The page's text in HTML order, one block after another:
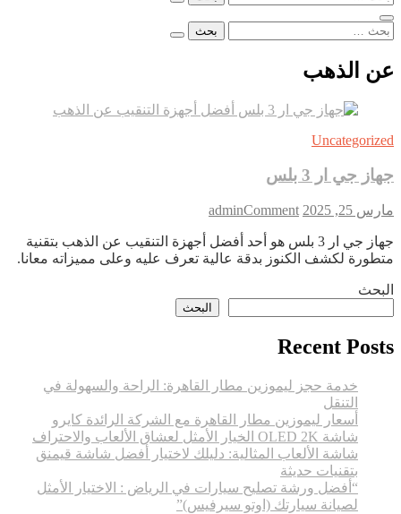
البحث
عن الذهب
Uncategorized
جهاز جي ار 3 بلس
مارس 25, 2025 adminComment
on
جي
ار
جهاز جي ار 3 بلس هو أحد أفضل أجهزة التنقيب عن الذهب بتقنية
متطورة لكشف الكنوز بدقة عالية تعرف عليه وعلى مميزاته معانا.
البحث
البحث
Recent Posts
خدمة حجز ليموزين مطار القاهرة: الراحة والسهولة في
التنقل
أسعار ليموزين مطار القاهرة مع الشركة الرائدة كايرو
شاشة OLED 2K الخيار الأمثل لعشاق الألعاب والاحتراف
شاشة الألعاب المثالية: دليلك لاختيار أفضل شاشة قيمنق
بتقنيات حديثة
“أفضل ورشة تصليح سيارات في الرياض : الاختيار الأمثل
لصيانة سيارتك (اوتو سيرفيس)”